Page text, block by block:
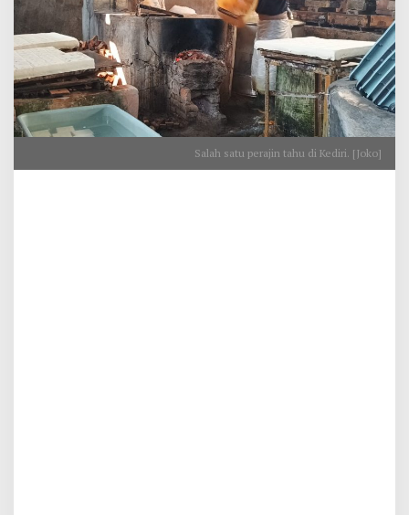
Salah satu perajin tahu di Kediri. [Joko]